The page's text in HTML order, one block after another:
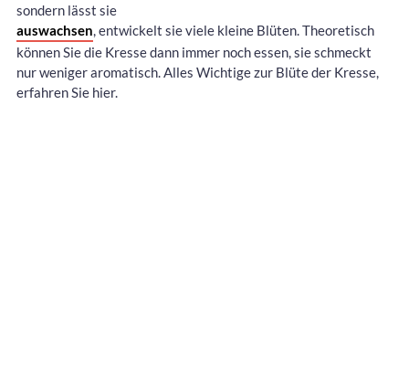
sondern lässt sie
auswachsen , entwickelt sie viele kleine Blüten. Theoretisch
können Sie die Kresse dann immer noch essen, sie schmeckt
nur weniger aromatisch. Alles Wichtige zur Blüte der Kresse,
erfahren Sie hier.